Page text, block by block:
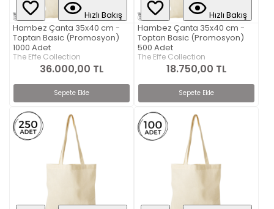
Hızlı Bakış
Hambez Çanta 35x40 cm -
Toptan Basic (Promosyon)
1000 Adet
The Effe Collection
36.000,00 TL
Sepete Ekle
Hızlı Bakış
Hambez Çanta 35x40 cm -
Toptan Basic (Promosyon)
500 Adet
The Effe Collection
18.750,00 TL
Sepete Ekle